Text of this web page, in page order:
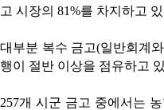
고 시장의 81%를 차지하고
대부분 복수 금고(일반회계
행이 절반 이상을 점유하고
257개 시군 금고 중에서는